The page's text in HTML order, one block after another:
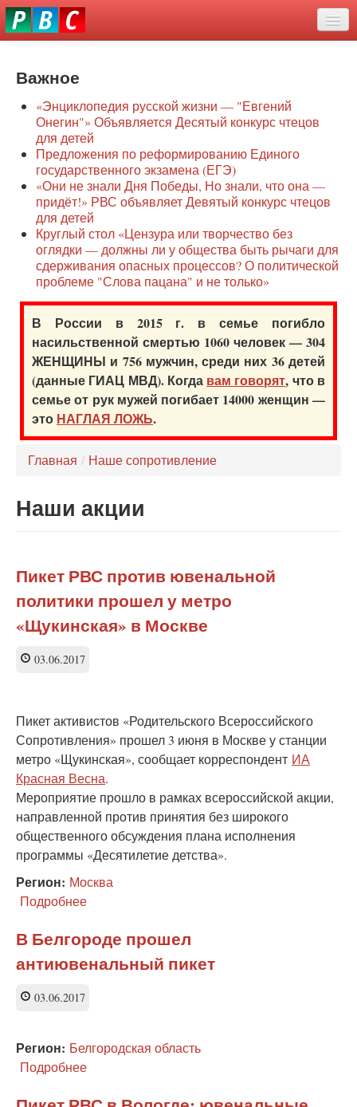
Перейти
к
О нас
Защита семей
Образование
Наше сопротивление
Регионы
Видео
Важное
«Энциклопедия русской жизни — "Евгений
Онегин"» Объявляется Десятый конкурс чтецов
для детей
Предложения по реформированию Единого
государственного экзамена (ЕГЭ)
«Они не знали Дня Победы, Но знали, что она —
придёт!» РВС объявляет Девятый конкурс чтецов
для детей
Круглый стол «Цензура или творчество без
оглядки — должны ли у общества быть рычаги для
сдерживания опасных процессов? О политической
проблеме "Слова пацана" и не только»
В России в 2015 г. в семье погибло
насильственной смертью 1060 человек — 304
ЖЕНЩИНЫ и 756 мужчин, среди них 36 детей
(данные ГИАЦ МВД). Когда вам говорят, что в
семье от рук мужей погибает 14000 женщин —
это НАГЛАЯ ЛОЖЬ.
Главная / Наше сопротивление
Наши акции
Пикет РВС против ювенальной
политики прошел у метро
«Щукинская» в Москве
03.06.2017
Пикет активистов «Родительского Всероссийского
Сопротивления» прошел 3 июня в Москве у станции
метро «Щукинская», сообщает корреспондент ИА
Красная Весна.
Мероприятие прошло в рамках всероссийской акции,
направленной против принятия без широкого
общественного обсуждения плана исполнения
программы «Десятилетие детства».
Регион: Москва
Подробнее
РВС
против
ювенальной
«Щукинская»
В Белгороде прошел
антиювенальный пикет
03.06.2017
Регион: Белгородская область
Подробнее
Белгороде